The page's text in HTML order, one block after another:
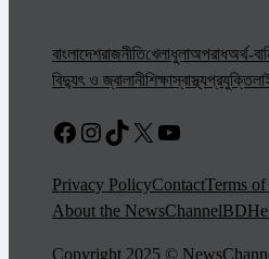
বাংলাদেশরাজনীতিখেলাধুলাঅপরাধঅর্থ-
বিদ্যুৎ ও জ্বালানীশিক্ষাস্বাস্থ্যপ্রযুক্তি
Facebook
Instagram
TikTok
X YouTube
Privacy PolicyContactTerms
About the NewsChannelBD
Copyright 2025 ©